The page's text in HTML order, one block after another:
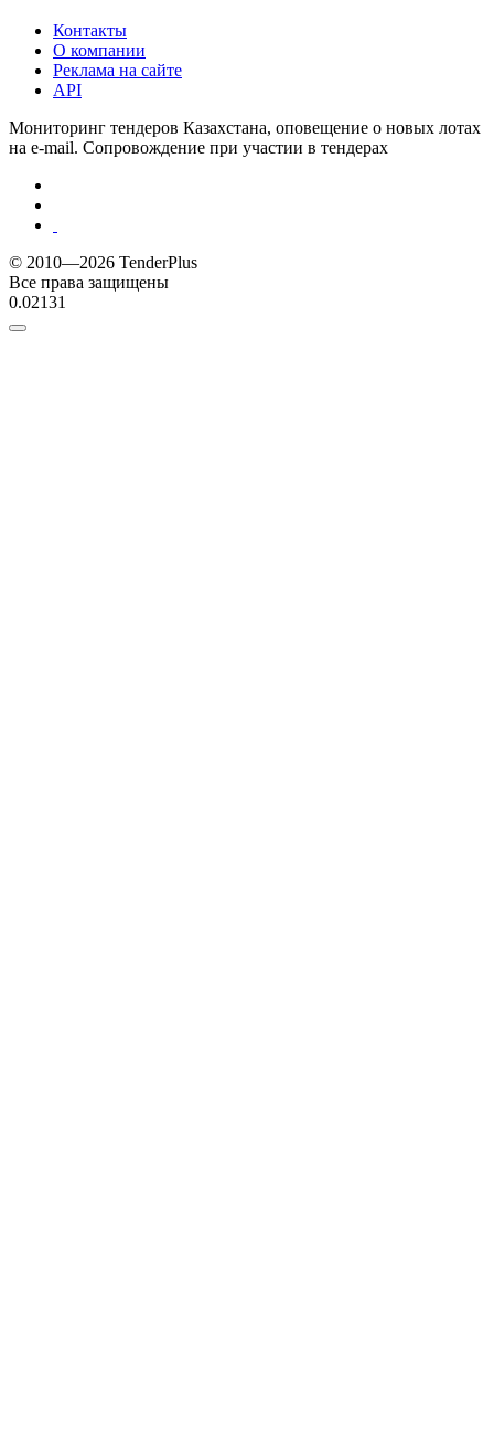
Контакты
О компании
Реклама на сайте
API
Мониторинг тендеров Казахстана, оповещение о новых лотах
на e-mail. Сопровождение при участии в тендерах
© 2010—2026 TenderPlus
Все права защищены
0.02131